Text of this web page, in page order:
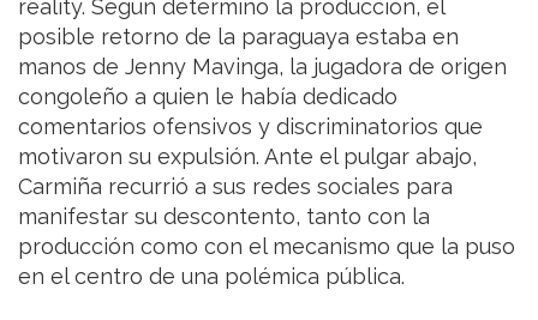
reality. Según determinó la producción, el
posible retorno de la paraguaya estaba en
manos de Jenny Mavinga, la jugadora de origen
congoleño a quien le había dedicado
comentarios ofensivos y discriminatorios que
motivaron su expulsión. Ante el pulgar abajo,
Carmiña recurrió a sus redes sociales para
manifestar su descontento, tanto con la
producción como con el mecanismo que la puso
en el centro de una polémica pública.